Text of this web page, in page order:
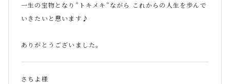
一生の宝物となり”トキメキ”ながら これからの人生を歩んで
いきたいと思います♪
ありがとうございました。
さちよ様